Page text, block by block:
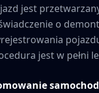
jest
o
jest w pełni